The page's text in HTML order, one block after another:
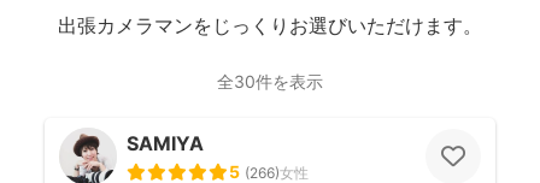
出張カメラマンをじっくりお選びいただけます。
全30件を表示
SAMIYA
5 (266)女性